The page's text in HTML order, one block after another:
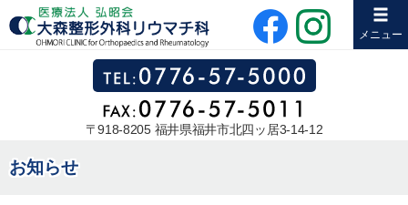
メニュー
〒918-8205 福井県福井市北四ッ居3-14-12
お知らせ